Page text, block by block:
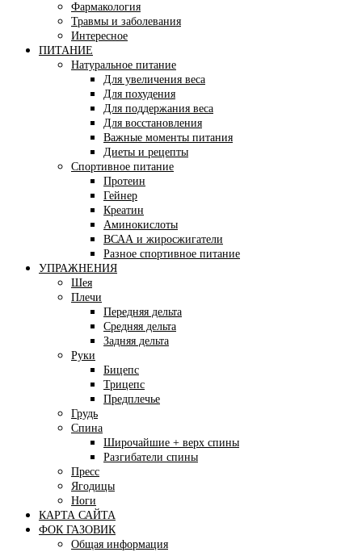
Фармакология
Травмы и заболевания
Интересное
ПИТАНИЕ
Натуральное питание
Для увеличения веса
Для похудения
Для поддержания веса
Для восстановления
Важные моменты питания
Диеты и рецепты
Спортивное питание
Протеин
Гейнер
Креатин
Аминокислоты
ВСАА и жиросжигатели
Разное спортивное питание
УПРАЖНЕНИЯ
Шея
Плечи
Передняя дельта
Средняя дельта
Задняя дельта
Руки
Бицепс
Трицепс
Предплечье
Грудь
Спина
Широчайшие + верх спины
Разгибатели спины
Пресс
Ягодицы
Ноги
КАРТА САЙТА
ФОК ГАЗОВИК
Общая информация